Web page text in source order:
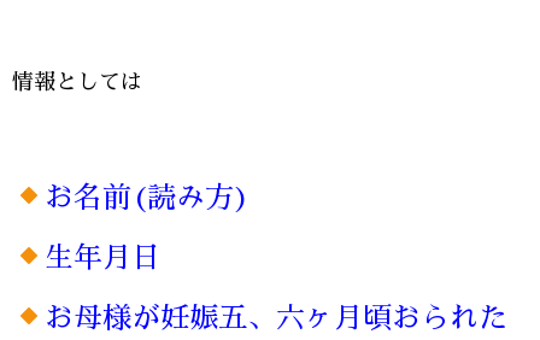
情報としては
お名前(読み方)
生年月日
お母様が妊娠五、六ヶ月頃おられた